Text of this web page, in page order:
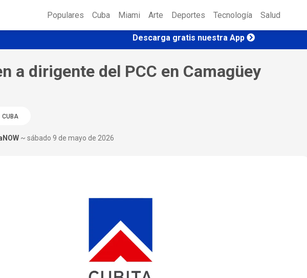
Populares Cuba Miami Arte Deportes Tecnología Salud
Descarga gratis nuestra App
a dirigente del PCC en Camagüey
CUBA
~ sábado 9 de mayo de 2026